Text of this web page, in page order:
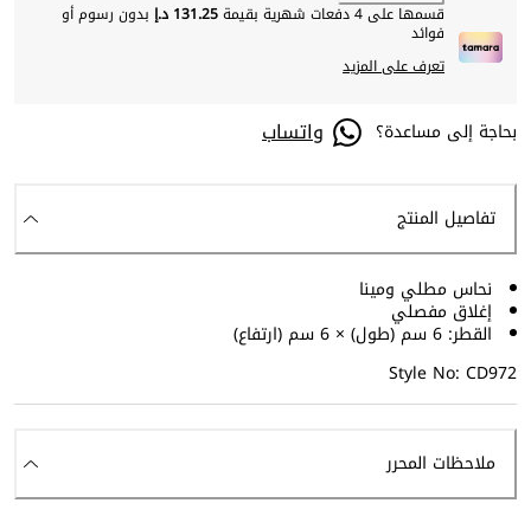
قسمها على 4 دفعات شهرية بقيمة
131.25 د.إ بدون رسوم أو
فوائد
تعرف على المزيد
بحاجة إلى مساعدة؟ واتساب
تفاصيل المنتج
نحاس مطلي ومينا
إغلاق مفصلي
القطر: 6 سم (طول) × 6 سم (ارتفاع)
Style No: CD972
ملاحظات المحرر